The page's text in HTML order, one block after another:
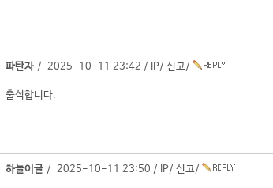
파탄자 / 2025-10-11 23:42 / IP/ 신고/
출석합니다.
하늘이글 / 2025-10-11 23:50 / IP/ 신고/